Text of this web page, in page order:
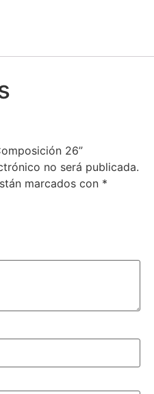
26”
no será publicada.
marcados con *